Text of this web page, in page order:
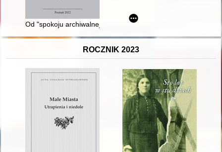
Od "spokoju archiwalnej pracy na Wawelu" do "urzędolenia w
ROCZNIK 2023